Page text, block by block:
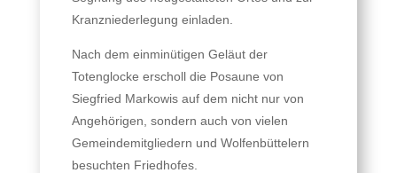
Kranzniederlegung einladen.
Nach dem einminütigen Geläut der
Totenglocke erscholl die Posaune von
Siegfried Markowis auf dem nicht nur von
Angehörigen, sondern auch von vielen
Gemeindemitgliedern und Wolfenbüttelern
besuchten Friedhofes.